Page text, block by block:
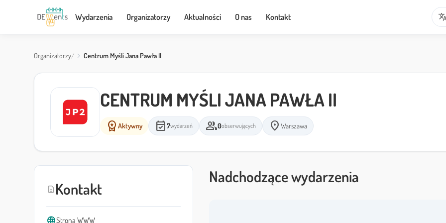
Wydarzenia Organizatorzy Aktualności O nas Kontakt translate
Organizatorzy Centrum Myśli Jana Pawła II
CENTRUM MYŚLI JANA PAWŁA II
workspace_premium Aktywny event_available7wydarzeń group0obserwujących location_on Warszawa
contact_page Kontakt
languageStrona WWW
Nadchodzące wydarzenia